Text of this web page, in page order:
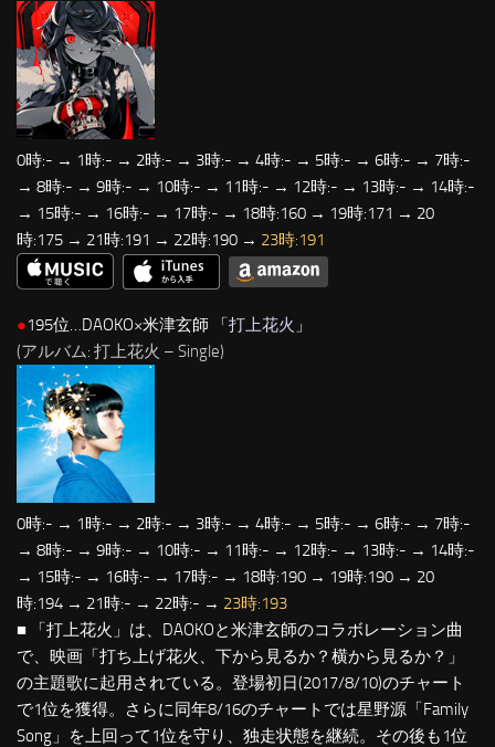
0時:- → 1時:- → 2時:- → 3時:- → 4時:- → 5時:- → 6時:- → 7時:-
→ 8時:- → 9時:- → 10時:- → 11時:- → 12時:- → 13時:- → 14時:-
→ 15時:- → 16時:- → 17時:- → 18時:160 → 19時:171 → 20
時:175 → 21時:191 → 22時:190 → 23時:191
●195位…DAOKO×米津玄師 「打上花火 」
(アルバム: 打上花火 – Single)
0時:- → 1時:- → 2時:- → 3時:- → 4時:- → 5時:- → 6時:- → 7時:-
→ 8時:- → 9時:- → 10時:- → 11時:- → 12時:- → 13時:- → 14時:-
→ 15時:- → 16時:- → 17時:- → 18時:190 → 19時:190 → 20
時:194 → 21時:- → 22時:- → 23時:193
■ 「打上花火」は、DAOKOと米津玄師のコラボレーション曲
で、映画「打ち上げ花火、下から見るか？横から見るか？」
の主題歌に起用されている。登場初日(2017/8/10)のチャート
で1位を獲得。さらに同年8/16のチャートでは星野源「Family
Song」を上回って1位を守り、独走状態を継続。その後も1位